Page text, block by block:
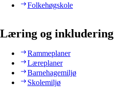
Folkehøgskole
Læring og inkludering
Rammeplaner
Læreplaner
Barnehagemiljø
Skolemiljø